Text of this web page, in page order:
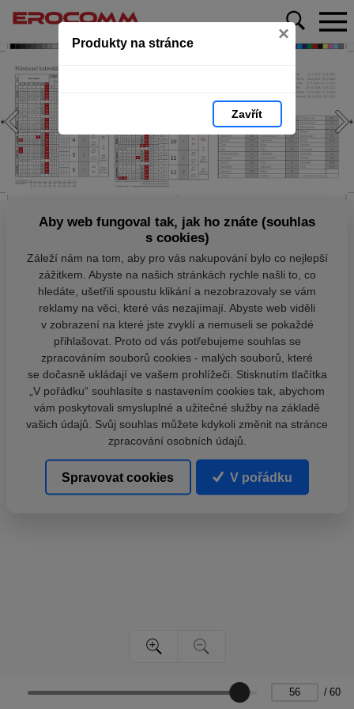
Produkty na stránce ×
Zavřít
/ 60
Aby web fungoval tak, jak ho znáte (souhlas
s cookies)
Záleží nám na tom, aby pro vás nakupování bylo co nejlepší
zážitkem. Abyste na našich stránkách rychle našli to, co
hledáte, ušetřili spoustu klikání a nezobrazovaly se vám
reklamy na věci, které vás nezajímají. Abyste web viděli
v zobrazení na které jste zvyklí a nemuseli se pokaždé
přihlašovat. Proto od vás potřebujeme souhlas se
zpracováním souborů cookies - malých souborů, které
se dočasně ukládají ve vašem prohlížeči. Stisknutím tlačítka
„V pořádku“ souhlasíte s nastavením cookies tak, abychom
vám poskytovali smysluplné a užitečné služby na základě
vašich údajů. Svůj souhlas můžete kdykoli změnit na stránce
zpracování osobních údajů.
Spravovat cookies V pořádku